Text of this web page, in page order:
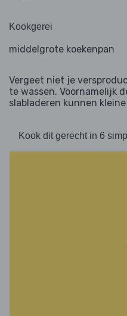
Kookgerei
middelgrote koekenpan
Vergeet niet je
te wassen. Voornamelijk
slabladeren kunnen
Kook dit gerecht in 6